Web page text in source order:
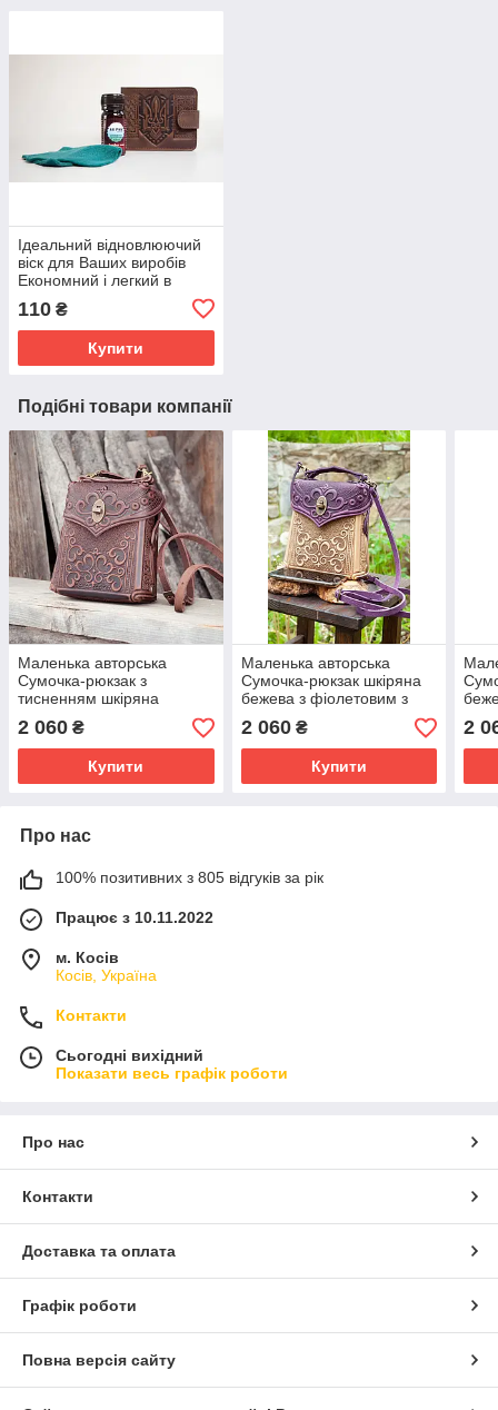
Ідеальний відновлюючий
віск для Ваших виробів
Економний і легкий в
110 ₴
Купити
Подібні товари компанії
Маленька авторська
Сумочка-рюкзак з
тисненням шкіряна
коричнева з орнаментом
Бохо
2 060 ₴
Купити
Маленька авторська
Сумочка-рюкзак шкіряна
бежева з фіолетовим з
орнаментом тисненням
2 060₴
Купити
2
Про нас
100% позитивних з 805 відгуків за рік
Працює з 10.11.2022
м. Косів
Косів, Україна
Контакти
Сьогодні вихідний
Показати весь графік роботи
Про нас
Контакти
Доставка та оплата
Графік роботи
Повна версія сайту